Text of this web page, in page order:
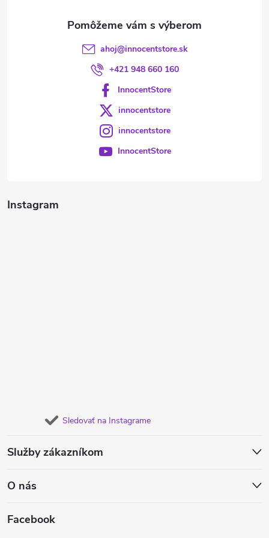
Instagram
Sledovať na Instagrame
Služby zákazníkom
O nás
Facebook
ahoj@innocentstore.sk
+421 948 660 160
InnocentStore
innocentstore
innocentstore
InnocentStore